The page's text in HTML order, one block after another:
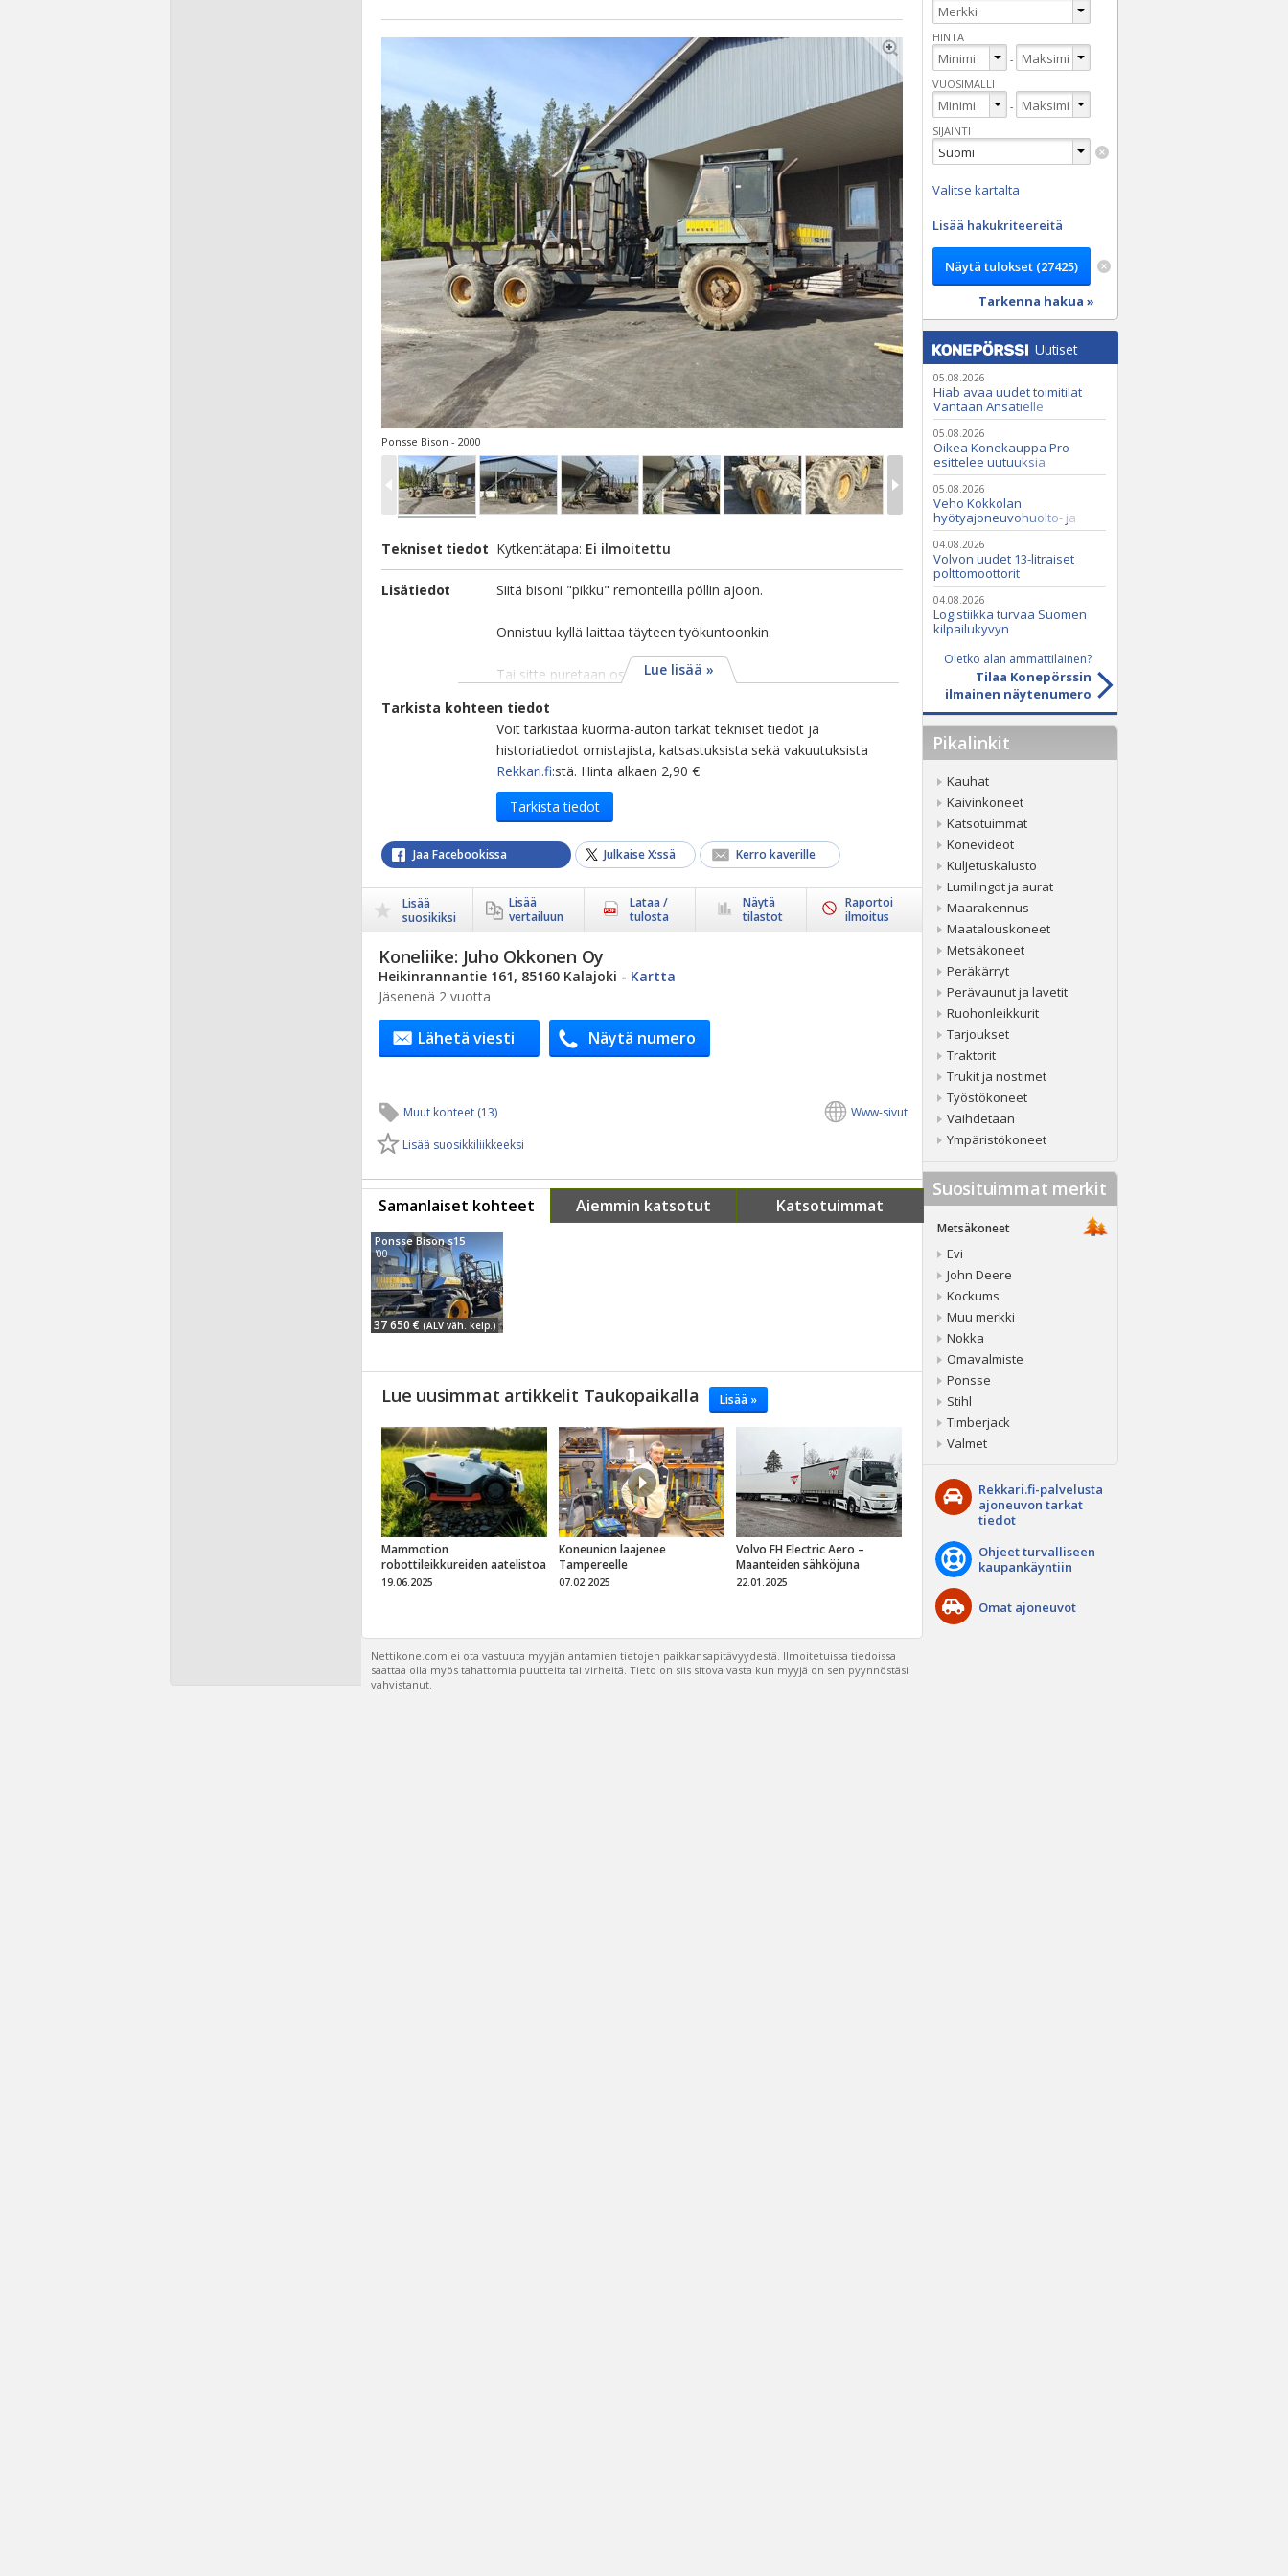
Ponsse Bison - 2000
Tekniset tiedot Kytkentätapa: Ei ilmoitettu
Lisätiedot Siitä bisoni "pikku" remonteilla pöllin ajoon.
Onnistuu kyllä laittaa täyteen työkuntoonkin.
Tai sitte puretaan osiksi.Lue lisää »
Tarkista kohteen tiedot
Voit tarkistaa kuorma-auton tarkat tekniset tiedot ja
historiatiedot omistajista, katsastuksista sekä vakuutuksista
Rekkari.fi:stä. Hinta alkaen 2,90 €
Tarkista tiedot
Jaa Facebookissa Julkaise X:ssä Kerro kaverille
Lisää
suosikiksi
Lisää
vertailuun
Lataa /
tulosta
Näytä
tilastot
Raportoi
ilmoitus
Koneliike: Juho Okkonen Oy
Heikinrannantie 161, 85160 Kalajoki - Kartta
Jäsenenä 2 vuotta
Lähetä viesti Näytä numero
Muut kohteet (13)
Lisää suosikkiliikkeeksi
Www-sivut
Samanlaiset kohteet Aiemmin katsotut Katsotuimmat
Ponsse Bison s15
'00
37 650 € (ALV väh. kelp.)
Lue uusimmat artikkelit Taukopaikalla Lisää »
Mammotion
robottileikkureiden aatelistoa
19.06.2025
Koneunion laajenee
Tampereelle
07.02.2025
Volvo FH Electric Aero –
Maanteiden sähköjuna
22.01.2025
Nettikone.com ei ota vastuuta myyjän antamien tietojen paikkansapitävyydestä. Ilmoitetuissa tiedoissa
saattaa olla myös tahattomia puutteita tai virheitä. Tieto on siis sitova vasta kun myyjä on sen pyynnöstäsi
vahvistanut.
HINTA
-
VUOSIMALLI
-
SIJAINTI
Valitse kartalta
Lisää hakukriteereitä
Tarkenna hakua »
Uutiset
05.08.2026
Hiab avaa uudet toimitilat
Vantaan Ansatielle
05.08.2026
Oikea Konekauppa Pro
esittelee uutuuksia
ammattikäyttöön
05.08.2026
Veho Kokkolan
hyötyajoneuvohuolto- ja
varaosatoiminnot Q2 Service
Oy:lle lokakuussa
04.08.2026
Volvon uudet 13-litraiset
polttomoottorit
04.08.2026
Logistiikka turvaa Suomen
kilpailukyvyn
Oletko alan ammattilainen?
Tilaa Konepörssin
ilmainen näytenumero
Pikalinkit
Kauhat
Kaivinkoneet
Katsotuimmat
Konevideot
Kuljetuskalusto
Lumilingot ja aurat
Maarakennus
Maatalouskoneet
Metsäkoneet
Peräkärryt
Perävaunut ja lavetit
Ruohonleikkurit
Tarjoukset
Traktorit
Trukit ja nostimet
Työstökoneet
Vaihdetaan
Ympäristökoneet
Suosituimmat merkit
Metsäkoneet
Evi
John Deere
Kockums
Muu merkki
Nokka
Omavalmiste
Ponsse
Stihl
Timberjack
Valmet
Rekkari.fi-palvelusta
ajoneuvon tarkat
tiedot
Ohjeet turvalliseen
kaupankäyntiin
Omat ajoneuvot